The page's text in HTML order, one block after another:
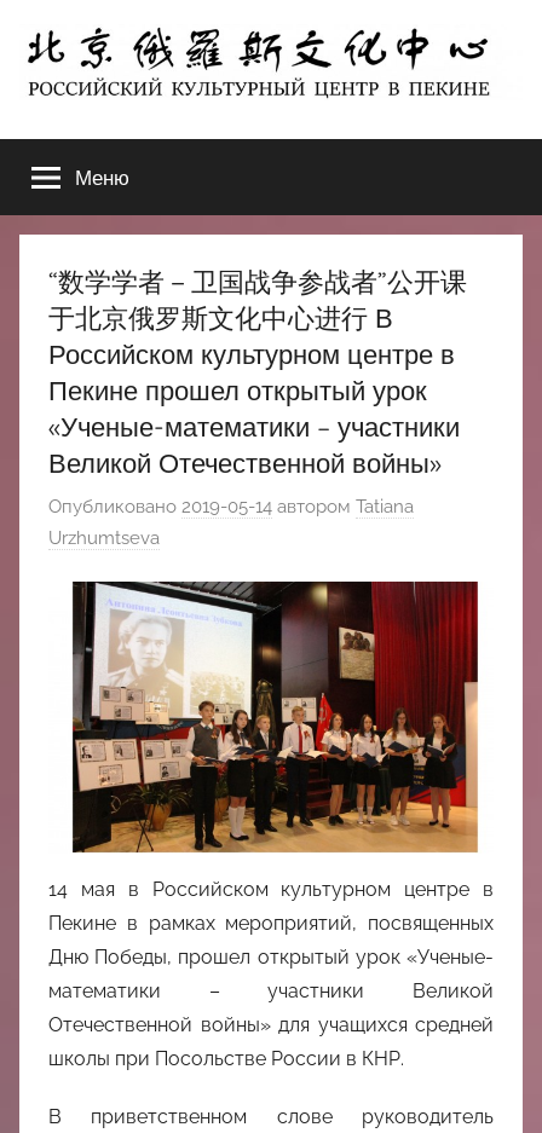
содержимому
北
京
俄
罗
斯
文
化
中
ЦЕНТР
В
ПЕКИНЕ
Меню
“数学学者－卫国战争参战者”公开课
于北京俄罗斯文化中心进行 В
Российском культурном центре в
Пекине прошел открытый урок
«Ученые-математики – участники
Великой Отечественной войны»
Опубликовано 2019-05-14 автором Tatiana
Urzhumtseva
14 мая в Российском культурном центре в
Пекине в рамках мероприятий, посвященных
Дню Победы, прошел открытый урок «Ученые-
математики – участники Великой
Отечественной войны» для учащихся средней
школы при Посольстве России в КНР.
В приветственном слове руководитель